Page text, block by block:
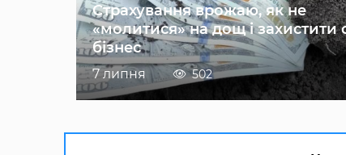
Страхування врожаю, як не
«молитися» на дощ і захистити
бізнес
7 липня 502